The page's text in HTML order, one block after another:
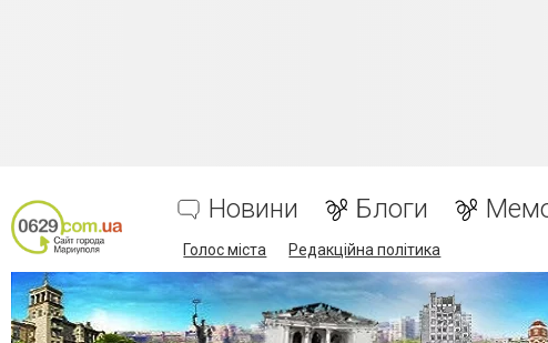
Новини Блоги
Голос міста Редакційна політика